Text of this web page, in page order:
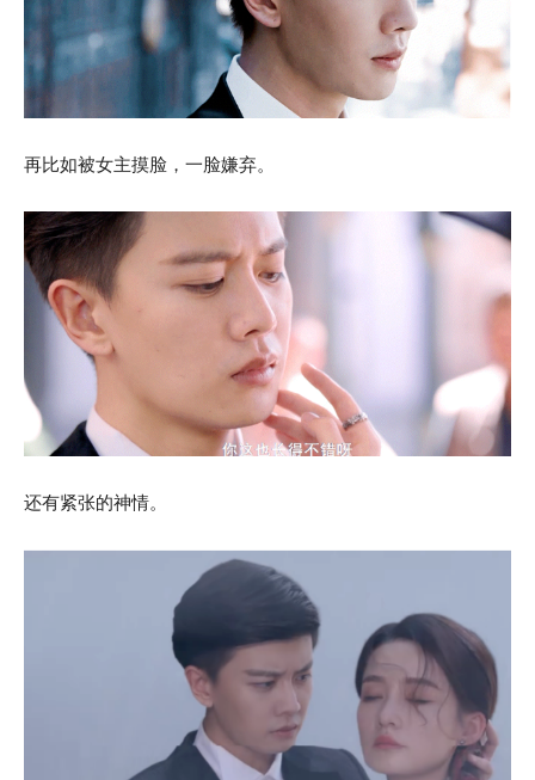
再比如被女主摸脸，一脸嫌弃。
还有紧张的神情。